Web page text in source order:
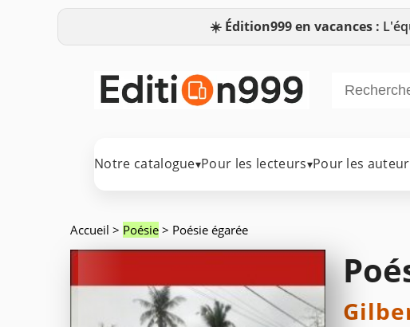
☀️ Édition999 en vacances :
Notre catalogue▾Pour les lecteurs▾Pour les
Accueil > Poésie > Poésie égarée